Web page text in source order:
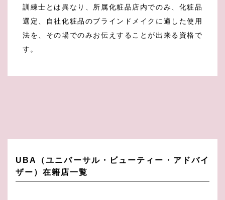
訓練士とは異なり、所属化粧品店内でのみ、化粧品
選定、自社化粧品のブラインドメイクに適した使用
法を、その場でのみお伝えすることが出来る資格で
す。
UBA（ユニバーサル・ビューティー・アドバイ
ザー）在籍店一覧